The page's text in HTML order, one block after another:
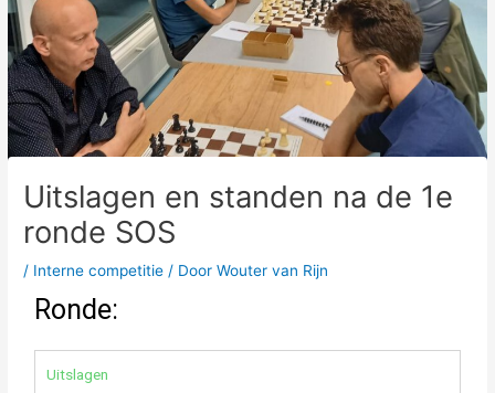
Uitslagen en standen na de 1e
ronde SOS
/ Interne competitie / DoorWouter van Rijn
Ronde:
Uitslagen